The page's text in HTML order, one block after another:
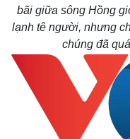
Kinh tế
Bất động sản
bãi giữa sông Hồng
lạnh tê người, nhưng
chúng đã